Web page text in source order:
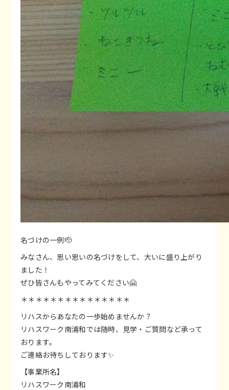
名づけの一例🫡
みなさん、思い思いの名づけをして、大いに盛り上がり
ました！
ぜひ皆さんもやってみてください🤗
＊＊＊＊＊＊＊＊＊＊＊＊＊＊＊
リハスからあなたの一歩始めませんか？
リハスワーク南浦和では随時、見学・ご質問など承って
おります。
ご連絡お待ちしております✨
【事業所名】
リハスワーク南浦和